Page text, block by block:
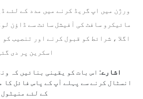
ورژن میں اپ گریڈ کرنے میں مدد کے لئے
مائیکرو سافٹ کی آفیشل سائٹ سے ڈاؤن
اگلا ، شرائط کو قبول کرنے اور تنصیب
اسکرین پر دی
اشارے: اس بات کو یقینی بنائیں کہ
انسٹال کرنے سے پہلے آپ کے پاس فائل کا
کے لئے منیٹول